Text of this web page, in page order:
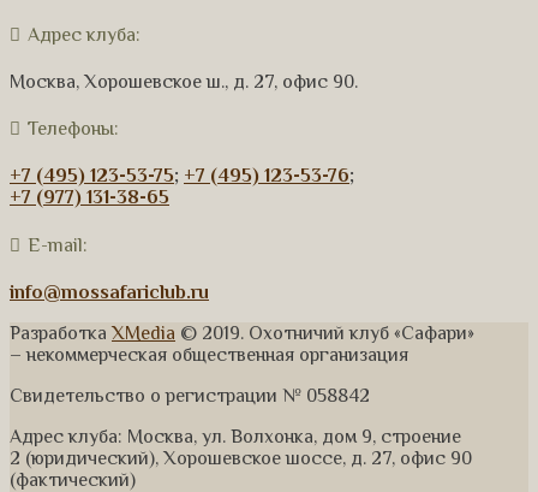
Адрес клуба:
Москва, Хорошевское ш., д. 27, офис 90.
Телефоны:
+7 (495) 123-53-75; +7 (495) 123-53-76;
+7 (977) 131-38-65
E-mail:
info@mossafariclub.ru
Разработка XMedia © 2019. Охотничий клуб «Сафари»
– некоммерческая общественная организация
Свидетельство о регистрации № 058842
Адрес клуба: Москва, ул. Волхонка, дом 9, строение
2 (юридический), Хорошевское шоссе, д. 27, офис 90
(фактический)